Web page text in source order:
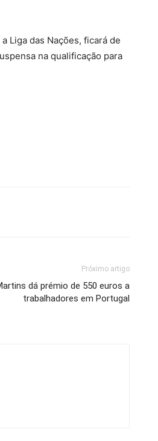
Liga das Nações, ficará de
na qualificação para
Próximo artigo
dá prémio de 550 euros a
trabalhadores em Portugal